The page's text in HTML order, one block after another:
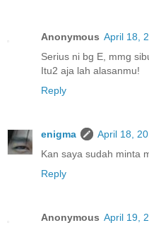
Anonymous April 18,
Serius ni bg E, mmg
Itu2 aja lah alasanmu!
Reply
enigma
April 18,
Kan saya sudah minta
Reply
Anonymous April 19,